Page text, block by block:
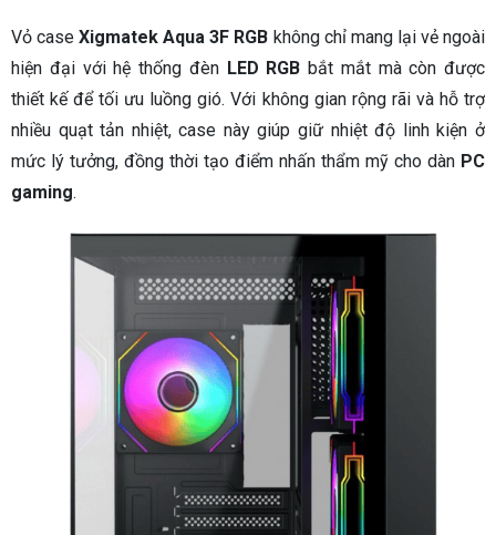
Vỏ caseXigmatek Aqua 3F RGB không chỉ mang lại vẻ ngoài
hiện đại với hệ thống đèn LED RGB bắt mắt mà còn được
thiết kế để tối ưu luồng gió. Với không gian rộng rãi và hỗ trợ
nhiều quạt tản nhiệt, case này giúp giữ nhiệt độ linh kiện ở
mức lý tưởng, đồng thời tạo điểm nhấn thẩm mỹ cho dàn PC
gaming.